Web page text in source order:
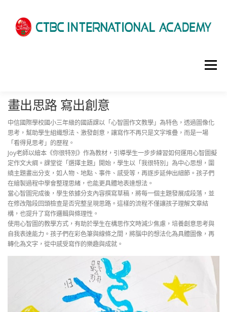
選單
HOME ABOUT US
ACADEMICS
PATHWAYS LOCATION ENROLLMENT INFO
SCHEDULE CONTACT US
畫出思路 寫出創意
中信國際學校國小三年級的國語課以「心智圖作文教學」為特色，透過圖像化
思考，幫助學生組織想法、激發創意，讓寫作不再只是文字堆疊，而是一場
「看得見思考」的歷程。
Joy老師以繪本《你很特別》作為教材，引導學生一步步練習如何運用心智圖擬
定作文大綱。課堂從「選擇主題」開始，學生以「我很特別」為中心思想，圍
繞主題畫出分支，如人物、地點、事件、感受等，再逐步延伸出細節。孩子們
在繪製過程中學會整理思緒，也能更具體地表達想法。
當心智圖完成後，學生依據分支內容撰寫草稿，將每一個主題發展成段落，並
在修改階段回頭檢查是否完整呈現思路。這樣的流程不僅讓孩子理解文章結
構，也提升了寫作邏輯與條理性。
使用心智圖的教學方式，有助於學生在構思作文時減少焦慮，培養創意思考與
自我表達能力。孩子們在彩色筆與線條之間，將腦中的想法化為具體圖像，再
轉化為文字，從中感受寫作的樂趣與成就。